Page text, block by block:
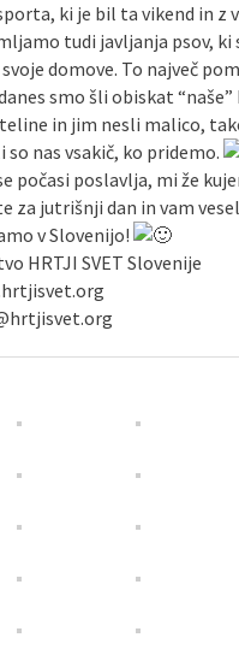
ki je bil ta vikend in z
tudi javljanja psov, ki
domove. To največ
smo šli obiskat “naše”
in jim nesli malico,
so nas vsakič, ko pridemo.
počasi poslavlja, mi že
za jutrišnji dan in vam
v Slovenijo!
HRTJI SVET Slovenije